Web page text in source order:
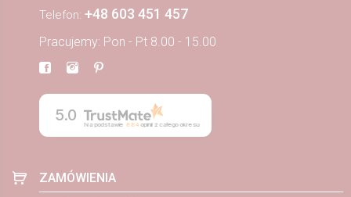
Telefon: +48 603 451 457
Pracujemy: Pon - Pt 8.00 - 15.00
5.0
Na podstawie 884opinii z całego okresu
ZAMÓWIENIA